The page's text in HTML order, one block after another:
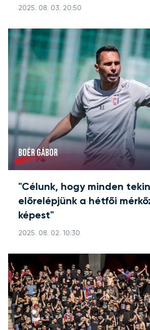
2025. 08. 03. 20:50
BOÉR GÁBOR
"Célunk, hogy minden
előrelépjünk a hétfői
képest"
2025. 08. 02. 10:30